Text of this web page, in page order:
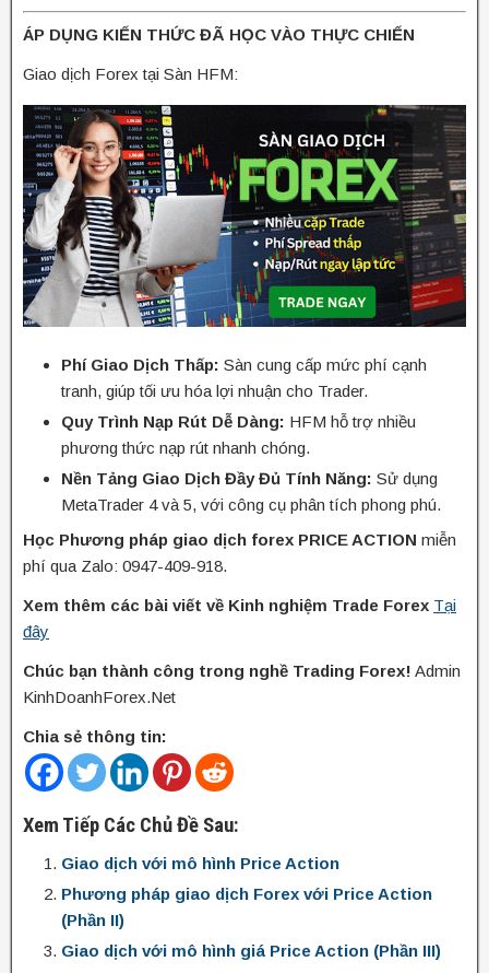
ÁP DỤNG KIẾN THỨC ĐÃ HỌC VÀO THỰC CHIẾN
Giao dịch Forex tại Sàn HFM:
Phí Giao Dịch Thấp: Sàn cung cấp mức phí cạnh
tranh, giúp tối ưu hóa lợi nhuận cho Trader.
Quy Trình Nạp Rút Dễ Dàng: HFM hỗ trợ nhiều
phương thức nạp rút nhanh chóng.
Nền Tảng Giao Dịch Đầy Đủ Tính Năng: Sử dụng
MetaTrader 4 và 5, với công cụ phân tích phong phú.
Học Phương pháp giao dịch forex PRICE ACTION miễn
phí qua Zalo: 0947-409-918.
Xem thêm các bài viết về Kinh nghiệm Trade Forex Tại
đây
Chúc bạn thành công trong nghề Trading Forex! Admin
KinhDoanhForex.Net
Chia sẻ thông tin:
Xem Tiếp Các Chủ Đề Sau:
Giao dịch với mô hình Price Action
Phương pháp giao dịch Forex với Price Action
(Phần II)
Giao dịch với mô hình giá Price Action (Phần III)